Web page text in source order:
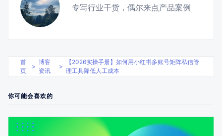
专写行业干货，偶尔来点产品案例
首
页
>
博客
资讯
>
【2026实操手册】如何用小红书多账号矩阵私信管
理工具降低人工成本
你可能会喜欢的